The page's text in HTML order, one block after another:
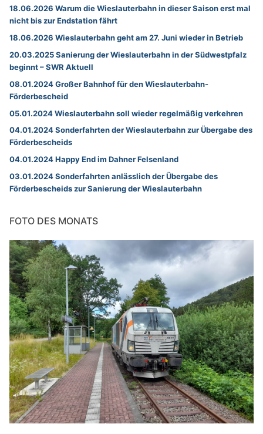
18.06.2026 Warum die Wieslauterbahn in dieser Saison erst mal
nicht bis zur Endstation fährt
18.06.2026 Wieslauterbahn geht am 27. Juni wieder in Betrieb
20.03.2025 Sanierung der Wieslauterbahn in der Südwestpfalz
beginnt – SWR Aktuell
08.01.2024 Großer Bahnhof für den Wieslauterbahn-
Förderbescheid
05.01.2024 Wieslauterbahn soll wieder regelmäßig verkehren
04.01.2024 Sonderfahrten der Wieslauterbahn zur Übergabe des
Förderbescheids
04.01.2024 Happy End im Dahner Felsenland
03.01.2024 Sonderfahrten anlässlich der Übergabe des
Förderbescheids zur Sanierung der Wieslauterbahn
FOTO DES MONATS